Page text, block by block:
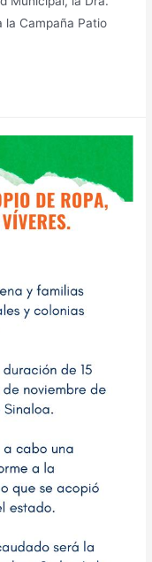
la Campaña Patio